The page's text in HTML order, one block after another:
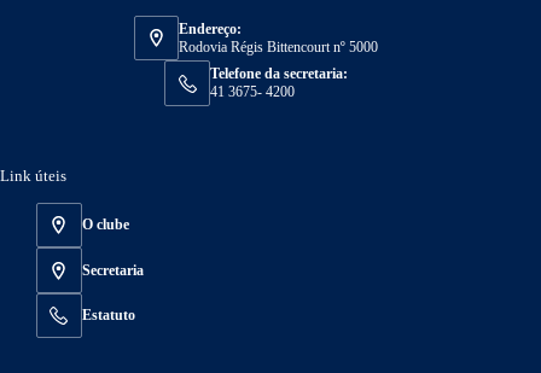
Endereço:
Rodovia Régis Bittencourt nº 5000
Telefone da secretaria:
41 3675- 4200
Link úteis
O clube
Secretaria
Estatuto